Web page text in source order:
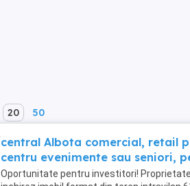
20 50
central Albota comercial, retail
centru evenimente sau seniori,
Oportunitate pentru investitori!